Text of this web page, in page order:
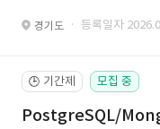
경기도 · 등록일자
🕒 기간제 모집 중
PostgreSQL/